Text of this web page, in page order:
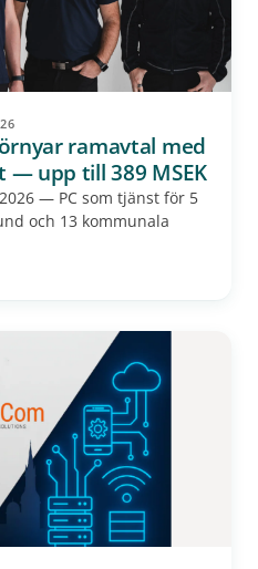
ramavtal med
— upp till 389 MSEK
— PC som tjänst för 5
och 13 kommunala